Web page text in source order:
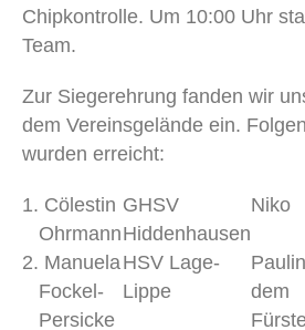
Chipkontrolle. Um 10:00 Uhr
Team.
Zur Siegerehrung fanden wir
dem Vereinsgelände ein.
wurden erreicht:
1. Cölestin
Ohrmann
GHSV
Hiddenhausen
Niko
2. Manuela
Fockel-
Persicke
HSV Lage-
Lippe
dem